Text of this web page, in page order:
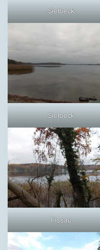
Sielbeck
Sielbeck
Fissau